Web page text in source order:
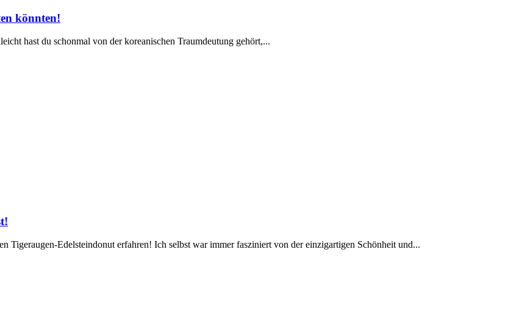
könnten!
​hast du schonmal von der koreanischen Traumdeutung gehört,...
Tigeraugen-Edelsteindonut erfahren! Ich selbst war immer fasziniert ‍von der einzigartigen Schönheit und...